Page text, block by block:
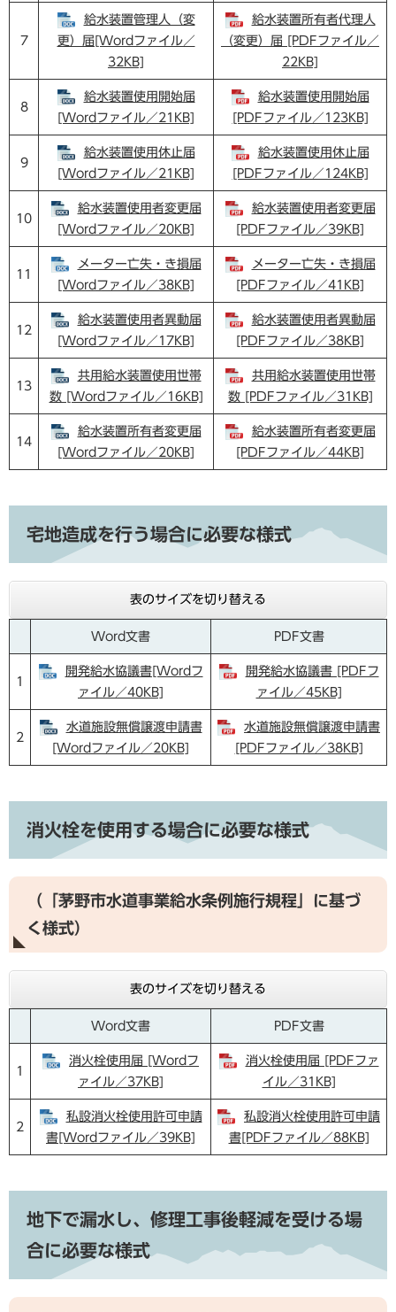
7
給水装置管理人（変
更）届[Wordファイル／
32KB]
給水装置所有者代理人
（変更）届 [PDFファイル／
22KB]
8
給水装置使用開始届
[Wordファイル／21KB]
給水装置使用開始届
[PDFファイル／123KB]
9
給水装置使用休止届
[Wordファイル／21KB]
給水装置使用休止届
[PDFファイル／124KB]
10
給水装置使用者変更届
[Wordファイル／20KB]
給水装置使用者変更届
[PDFファイル／39KB]
11
メーター亡失・き損届
[Wordファイル／38KB]
メーター亡失・き損届
[PDFファイル／41KB]
12
給水装置使用者異動届
[Wordファイル／17KB]
給水装置使用者異動届
[PDFファイル／38KB]
13
共用給水装置使用世帯
数 [Wordファイル／16KB]
共用給水装置使用世帯
数 [PDFファイル／31KB]
14
給水装置所有者変更届
[Wordファイル／20KB]
給水装置所有者変更届
[PDFファイル／44KB]
宅地造成を行う場合に必要な様式
表のサイズを切り替える
Word文書 PDF文書
1
開発給水協議書[Wordフ
ァイル／40KB]
開発給水協議書 [PDFフ
ァイル／45KB]
2
水道施設無償譲渡申請書
[Wordファイル／20KB]
水道施設無償譲渡申請書
[PDFファイル／38KB]
消火栓を使用する場合に必要な様式
（「茅野市水道事業給水条例施行規程」に基づ
く様式）
表のサイズを切り替える
Word文書 PDF文書
1
消火栓使用届 [Wordフ
ァイル／37KB]
消火栓使用届 [PDFファ
イル／31KB]
2
私設消火栓使用許可申請
書[Wordファイル／39KB]
私設消火栓使用許可申請
書[PDFファイル／88KB]
地下で漏水し、修理工事後軽減を受ける場
合に必要な様式